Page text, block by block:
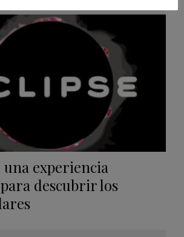
una experiencia
descubrir los